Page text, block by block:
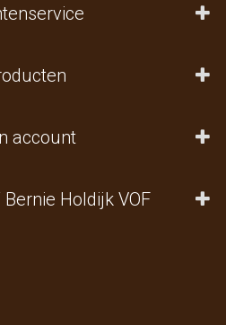
account
Holdijk VOF